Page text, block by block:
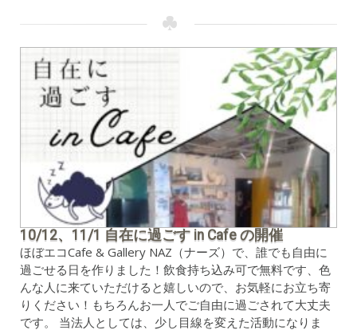
10/12、11/1 自在に過ごす in Cafe の開催
ほぼエコCafe & Gallery NAZ（ナーズ）で、誰でも自由に
過ごせる日を作りました！飲食持ち込み可で無料です、色
んな人に来ていただけると嬉しいので、お気軽にお立ち寄
りください！もちろんお一人でご自由に過ごされて大丈夫
です。 当法人としては、少し目線を変えた活動になりま